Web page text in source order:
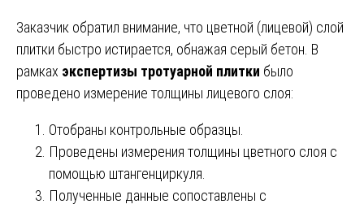
Заказчик обратил внимание, что цветной (лицевой) слой
плитки быстро истирается, обнажая серый бетон. В
рамках экспертизы тротуарной плитки было
проведено измерение толщины лицевого слоя:
Отобраны контрольные образцы.
Проведены измерения толщины цветного слоя с
помощью штангенциркуля.
Полученные данные сопоставлены с